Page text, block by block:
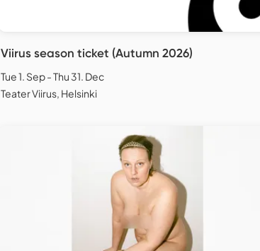
Viirus season ticket (Autumn 2026)
Tue 1. Sep - Thu 31. Dec
Teater Viirus, Helsinki